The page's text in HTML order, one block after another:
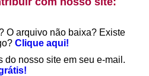
O arquivo não baixa? Existe
Clique aqui!
do nosso site em seu e-mail.